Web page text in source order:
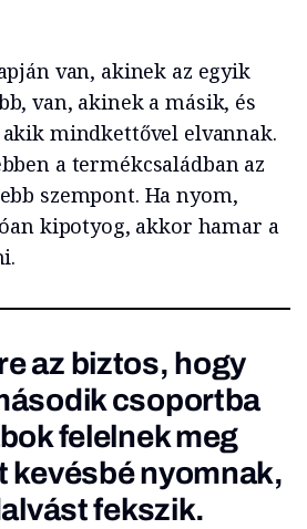
van, akinek az egyik
van, akinek a másik, és
mindkettővel elvannak.
a termékcsaládban az
szempont. Ha nyom,
kipotyog, akkor hamar a
az biztos, hogy
csoportba
felelnek meg
kevésbé nyomnak,
fekszik.